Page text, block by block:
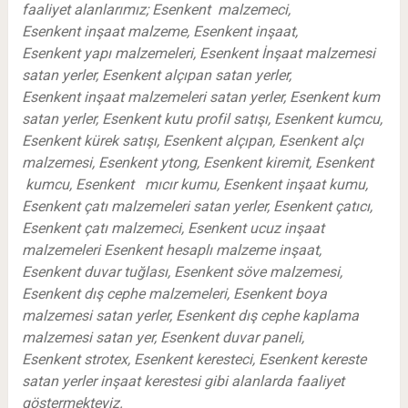
faaliyet alanlarımız; Esenkent malzemeci,
Esenkent inşaat malzeme, Esenkent inşaat,
Esenkent yapı malzemeleri, Esenkent İnşaat malzemesi
satan yerler, Esenkent alçıpan satan yerler,
Esenkent inşaat malzemeleri satan yerler, Esenkent kum
satan yerler, Esenkent kutu profil satışı, Esenkent kumcu,
Esenkent kürek satışı, Esenkent alçıpan, Esenkent alçı
malzemesi, Esenkent ytong, Esenkent kiremit, Esenkent
kumcu, Esenkent mıcır kumu, Esenkent inşaat kumu,
Esenkent çatı malzemeleri satan yerler, Esenkent çatıcı,
Esenkent çatı malzemeci, Esenkent ucuz inşaat
malzemeleri Esenkent hesaplı malzeme inşaat,
Esenkent duvar tuğlası, Esenkent söve malzemesi,
Esenkent dış cephe malzemeleri, Esenkent boya
malzemesi satan yerler, Esenkent dış cephe kaplama
malzemesi satan yer, Esenkent duvar paneli,
Esenkent strotex, Esenkent keresteci, Esenkent kereste
satan yerler inşaat kerestesi gibi alanlarda faaliyet
göstermekteyiz.